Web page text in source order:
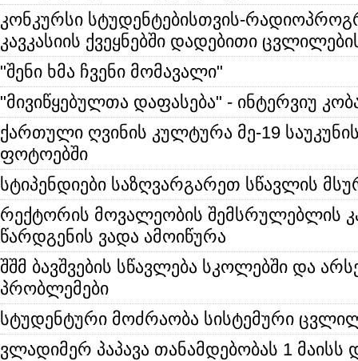
კონკურსი სტუდენტებისთვის-
კავკასიის ქვეყნებში დადებითი
"შენი ხმა ჩვენი მომავალი"
"მივიწყებულთა დაფასება" - ინტერვიუ
ქართული ღვინის კულტურა მე-19
ფოტოებში
სტიპენდიები საზღვარგარეთ სწავლის
რექტორის მოვალეობის შემსრულებლის
წარდგენის ვადა ამოიწურა
შშმ ბავშვების სწავლება სკოლებში და
პრობლემები
სტუდენტური მოძრაობა სისტემური
ვლადიმერ პაპავა თანამდებობას 1 მაისს